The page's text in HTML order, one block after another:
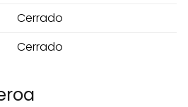
Cerrado
Cerrado